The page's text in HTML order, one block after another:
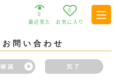
0
最近見た
0
お気に入り
問い合わせ
認 完了